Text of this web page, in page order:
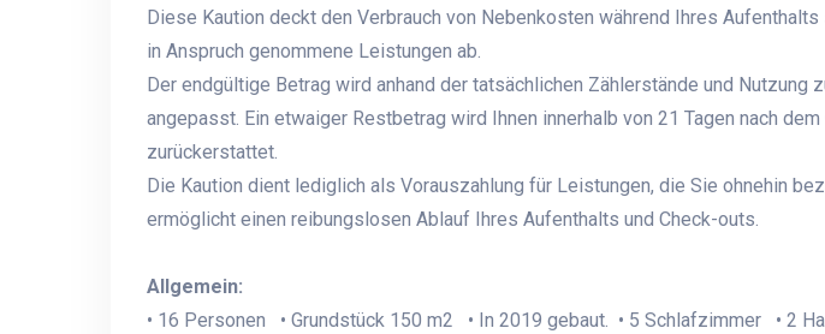
Diese Kaution deckt den Verbrauch von Nebenkosten während Ihres
in Anspruch genommene Leistungen ab.
Der endgültige Betrag wird anhand der tatsächlichen Zählerstände und Nutzung
angepasst. Ein etwaiger Restbetrag wird Ihnen innerhalb von 21 Tagen nach
zurückerstattet.
Die Kaution dient lediglich als Vorauszahlung für Leistungen, die Sie ohnehin
ermöglicht einen reibungslosen Ablauf Ihres Aufenthalts und Check-outs.
Allgemein:
• 16 Personen • Grundstück 150 m2 • In 2019 gebaut. • 5 Schlafzimmer • 2